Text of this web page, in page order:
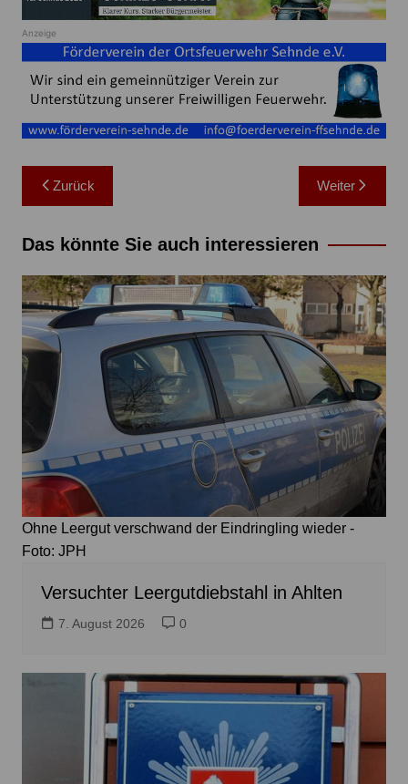
Anzeige
Beitragsnavigation
Zurück Weiter
Das könnte Sie auch interessieren
Ohne Leergut verschwand der Eindringling wieder -
Foto: JPH
Versuchter Leergutdiebstahl in Ahlten
7. August 2026 0